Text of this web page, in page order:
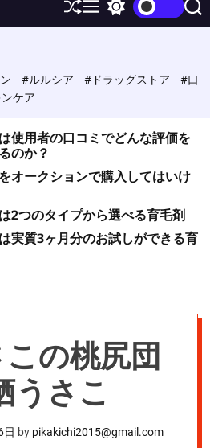
S
h
e
M
e w
h
o
o
S
e
h
#ルルシア #ドラッグストア
#口
ケア
使用者の口コミでどんな評価を
のか？
オークションで購入してはいけ
2つのタイプから選べる育毛剤
実質3ヶ月分のお試しができる育
の桃尻団
うさこ
日 by pikakichi2015@gmail.com